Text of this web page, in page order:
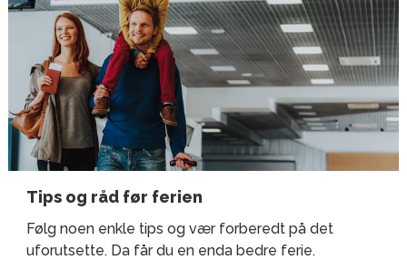
Tips og råd før ferien
Følg noen enkle tips og vær forberedt på det
uforutsette. Da får du en enda bedre ferie.